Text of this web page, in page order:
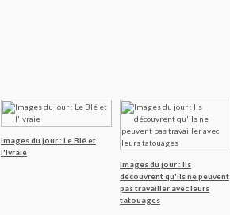
Images du jour : Le Blé et
l'Ivraie
Images du jour : Ils
découvrent qu'ils ne peuvent
pas travailler avec leurs
tatouages